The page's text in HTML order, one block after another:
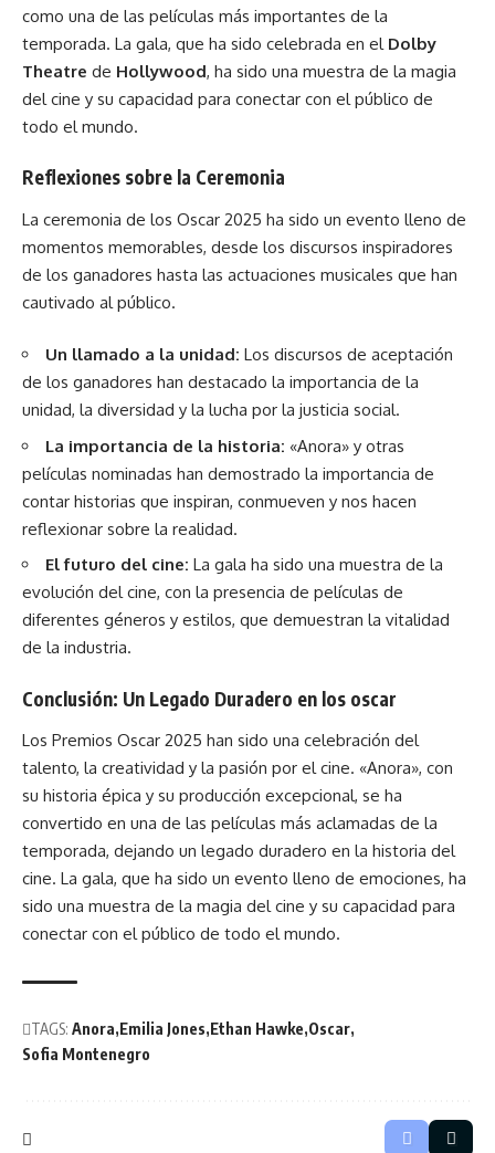
como una de las películas más importantes de la
temporada. La gala, que ha sido celebrada en el Dolby
Theatre de Hollywood, ha sido una muestra de la magia
del cine y su capacidad para conectar con el público de
todo el mundo.
Reflexiones sobre la Ceremonia
La ceremonia de los Oscar 2025 ha sido un evento lleno de
momentos memorables, desde los discursos inspiradores
de los ganadores hasta las actuaciones musicales que han
cautivado al público.
Un llamado a la unidad: Los discursos de aceptación
de los ganadores han destacado la importancia de la
unidad, la diversidad y la lucha por la justicia social.
La importancia de la historia: «Anora» y otras
películas nominadas han demostrado la importancia de
contar historias que inspiran, conmueven y nos hacen
reflexionar sobre la realidad.
El futuro del cine: La gala ha sido una muestra de la
evolución del cine, con la presencia de películas de
diferentes géneros y estilos, que demuestran la vitalidad
de la industria.
Conclusión: Un Legado Duradero en los oscar
Los Premios Oscar 2025 han sido una celebración del
talento, la creatividad y la pasión por el cine. «Anora», con
su historia épica y su producción excepcional, se ha
convertido en una de las películas más aclamadas de la
temporada, dejando un legado duradero en la historia del
cine. La gala, que ha sido un evento lleno de emociones, ha
sido una muestra de la magia del cine y su capacidad para
conectar con el público de todo el mundo.
TAGS: Anora Emilia Jones Ethan Hawke Oscar
Sofia Montenegro